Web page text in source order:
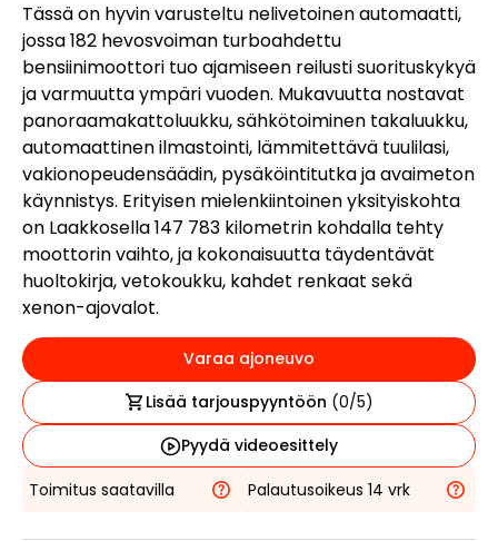
Tässä on hyvin varusteltu nelivetoinen automaatti,
jossa 182 hevosvoiman turboahdettu
bensiinimoottori tuo ajamiseen reilusti suorituskykyä
ja varmuutta ympäri vuoden. Mukavuutta nostavat
panoraamakattoluukku, sähkötoiminen takaluukku,
automaattinen ilmastointi, lämmitettävä tuulilasi,
vakionopeudensäädin, pysäköintitutka ja avaimeton
käynnistys. Erityisen mielenkiintoinen yksityiskohta
on Laakkosella 147 783 kilometrin kohdalla tehty
moottorin vaihto, ja kokonaisuutta täydentävät
huoltokirja, vetokoukku, kahdet renkaat sekä
xenon-ajovalot.
Varaa ajoneuvo
Lisää tarjouspyyntöön (0/5)
Pyydä videoesittely
Toimitus saatavilla
Palautusoikeus 14 vrk